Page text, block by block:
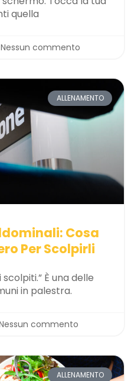
quella
Nessun commento
ALLENAMENTO
Cosa
Per Scolpirli
È una delle
in palestra.
commento
ALLENAMENTO